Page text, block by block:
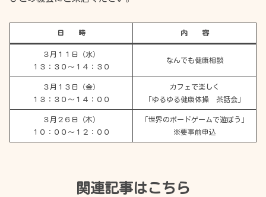
日 時 内 容
３月１１日（水）
１３：３０～１４：３０
なんでも健康相談
３月１３日（金）
１３：３０～１４：００
カフェで楽しく
「ゆるゆる健康体操 茶話会」
３月２６日（木）
１０：００～１２：００
「世界のボードゲームで遊ぼう」
※要事前申込
関連記事はこちら